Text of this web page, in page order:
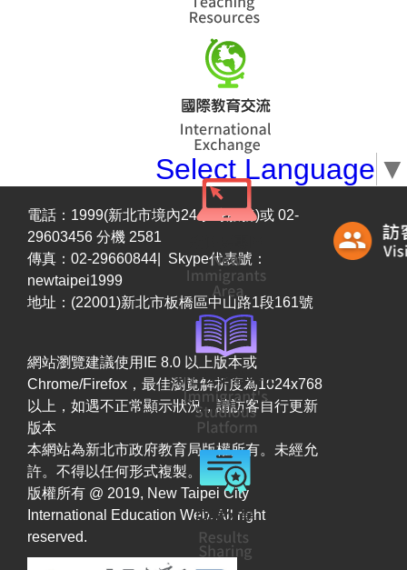
Select Language ▼
電話：1999(新北市境內24小時服務)或 02-
29603456 分機 2581
傳真：02-29660844| Skype代表號：
newtaipei1999
地址：(22001)新北市板橋區中山路1段161號
網站瀏覽建議使用IE 8.0 以上版本或
Chrome/Firefox，最佳瀏覽解析度為1024x768
以上，如遇不正常顯示狀況，請訪客自行更新
版本
本網站為新北市政府教育局版權所有。未經允
許。不得以任何形式複製。
版權所有 @ 2019, New Taipei City
International Education Web. All right
reserved.